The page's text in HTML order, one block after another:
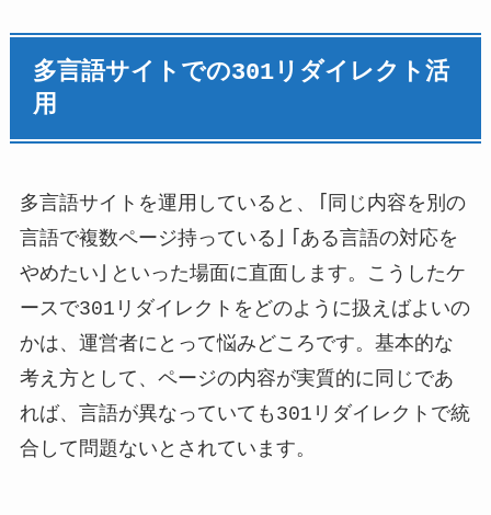
多言語サイトでの301リダイレクト活
用
多言語サイトを運用していると、「同じ内容を別の
言語で複数ページ持っている」「ある言語の対応を
やめたい」といった場面に直面します。こうしたケ
ースで301リダイレクトをどのように扱えばよいの
かは、運営者にとって悩みどころです。基本的な
考え方として、ページの内容が実質的に同じであ
れば、言語が異なっていても301リダイレクトで統
合して問題ないとされています。